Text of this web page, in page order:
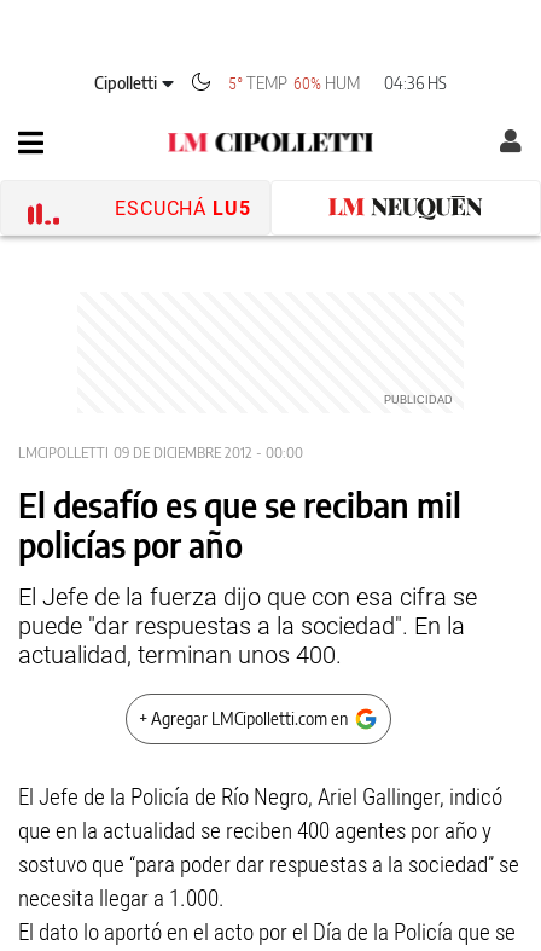
Cipolletti 5°TEMP 60% HUM 04:36 HS
ESCUCHÁ LU5
LMCIPOLLETTI 09 DE DICIEMBRE 2012 - 00:00
El desafío es que se reciban mil
policías por año
El Jefe de la fuerza dijo que con esa cifra se
puede "dar respuestas a la sociedad". En la
actualidad, terminan unos 400.
+ Agregar LMCipolletti.com en
El Jefe de la Policía de Río Negro, Ariel Gallinger, indicó
que en la actualidad se reciben 400 agentes por año y
sostuvo que “para poder dar respuestas a la sociedad” se
necesita llegar a 1.000.
El dato lo aportó en el acto por el Día de la Policía que se